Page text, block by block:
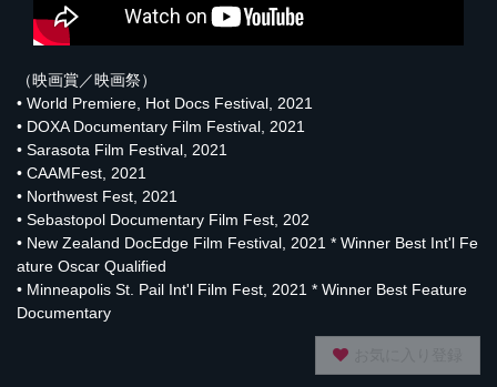
（映画賞／映画祭）
• World Premiere, Hot Docs Festival, 2021
• DOXA Documentary Film Festival, 2021
• Sarasota Film Festival, 2021
• CAAMFest, 2021
• Northwest Fest, 2021
• Sebastopol Documentary Film Fest, 202
• New Zealand DocEdge Film Festival, 2021 * Winner Best Int'l Fe
ature Oscar Qualified
• Minneapolis St. Pail Int'l Film Fest, 2021 * Winner Best Feature
Documentary